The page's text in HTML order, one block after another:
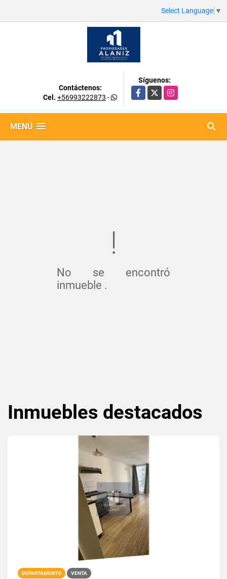
Select Language ▼
Contáctenos:
Cel. +56993222873 -
Síguenos:
Facebook
X Instagram
MENÚ
No se encontró
inmueble .
Inmuebles destacados
DEPARTAMENTO VENTA